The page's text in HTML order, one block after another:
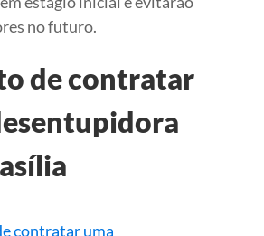
no futuro.
de contratar
contratar uma